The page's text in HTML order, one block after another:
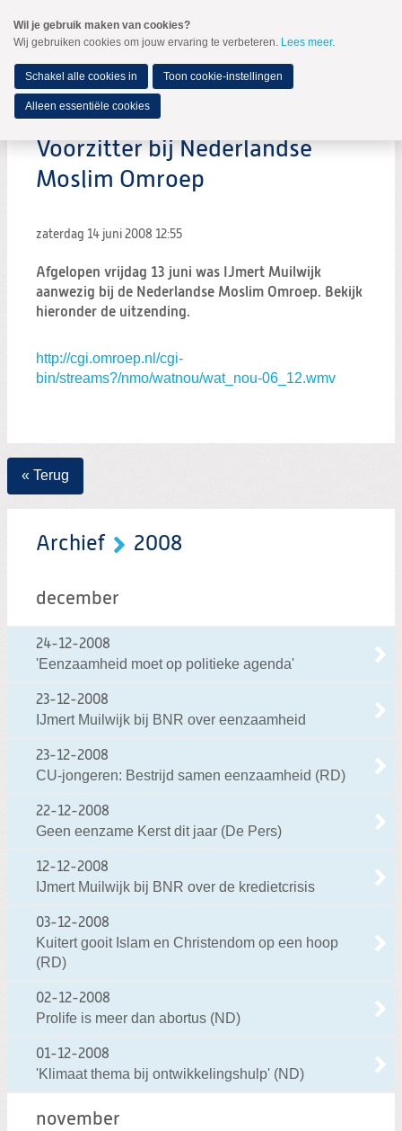
naar
Spring
de
inhoud
Spring
naar
hoofdmenu
MENU
Voorzitter bij Nederlandse
Moslim Omroep
zaterdag 14 juni 2008 12:55
Afgelopen vrijdag 13 juni was IJmert Muilwijk
aanwezig bij de Nederlandse Moslim Omroep. Bekijk
hieronder de uitzending.
http://cgi.omroep.nl/cgi-
bin/streams?/nmo/watnou/wat_nou-06_12.wmv
« Terug
Archief 2008
december
24-12-2008
'Eenzaamheid moet op politieke agenda'
23-12-2008
IJmert Muilwijk bij BNR over eenzaamheid
23-12-2008
CU-jongeren: Bestrijd samen eenzaamheid (RD)
22-12-2008
Geen eenzame Kerst dit jaar (De Pers)
12-12-2008
IJmert Muilwijk bij BNR over de kredietcrisis
03-12-2008
Kuitert gooit Islam en Christendom op een hoop
(RD)
02-12-2008
Prolife is meer dan abortus (ND)
01-12-2008
'Klimaat thema bij ontwikkelingshulp' (ND)
november
Wil je gebruik maken van cookies?
Wij gebruiken cookies om jouw ervaring te verbeteren. Lees meer.
Schakel alle cookies in Toon cookie-instellingen
Alleen essentiële cookies